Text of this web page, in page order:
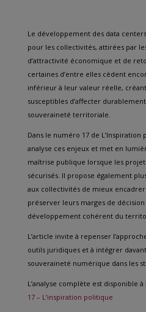
Le développement des data
pour les collectivités, attirées par
d’attractivité économique et de
certaines d’entre elles cèdent
inférieur à leur valeur réelle,
susceptibles d’affecter
souveraineté territoriale.
Dans le numéro 17 de
analyse ces enjeux et met en
maîtrise publique lorsque les
sécurisés. Il propose également
aux collectivités de mieux
préserver leurs marges de
développement cohérent du
L’article invite à repenser
outils juridiques et à intégrer
souveraineté numérique dans les
L’analyse complète est disponible à
17 – L’inspiration politique